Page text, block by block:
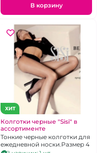
В корзину
ХИТ
Колготки черные "Sisi" в
ассортименте
Тонкие черные колготки для
ежедневной носки.Размер 4